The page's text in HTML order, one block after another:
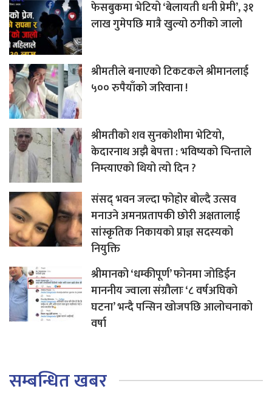
फेसबुकमा भेटियो ‘बेलायती धनी प्रेमी’, ३१
लाख गुमेपछि मात्रै खुल्यो ठगीको जालो
श्रीमतीले बनाएको टिकटकले श्रीमानलाई
५०० रुपैयाँको जरिवाना !
श्रीमतीको शव सुनकोशीमा भेटियो,
केदारनाथ अझै बेपत्ता : भविष्यको चिन्ताले
निम्त्याएको थियो त्यो दिन ?
संसद् भवन जल्दा फोहोर बोल्दै उत्सव
मनाउने अमनप्रतापकी छोरी अक्षतालाई
सांस्कृतिक निकायको प्राज्ञ सदस्यको
नियुक्ति
श्रीमानको ‘धम्कीपूर्ण’ फोनमा जोडिईन
माननीय ज्वाला संग्रौलाः ‘८ वर्षअघिको
घटना’ भन्दै पन्सिन खोजपछि आलोचनाको
वर्षा
सम्बन्धित खबर